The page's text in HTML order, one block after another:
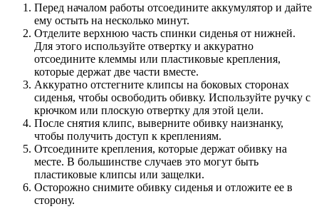
Перед началом работы отсоедините аккумулятор и дайте
ему остыть на несколько минут.
Отделите верхнюю часть спинки сиденья от нижней.
Для этого используйте отвертку и аккуратно
отсоедините клеммы или пластиковые крепления,
которые держат две части вместе.
Аккуратно отстегните клипсы на боковых сторонах
сиденья, чтобы освободить обивку. Используйте ручку с
крючком или плоскую отвертку для этой цели.
После снятия клипс, выверните обивку наизнанку,
чтобы получить доступ к креплениям.
Отсоедините крепления, которые держат обивку на
месте. В большинстве случаев это могут быть
пластиковые клипсы или защелки.
Осторожно снимите обивку сиденья и отложите ее в
сторону.